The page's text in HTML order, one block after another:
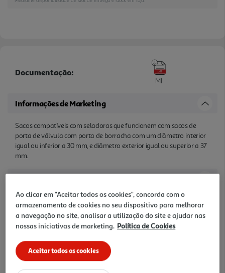
Documentação:
MI
Informações de Marketing
Sacos compatíveis com seladoras que funcionem com sacos de
porta de válvula com porta de borracha com um diâmetro interior
igual ou inferior a 30 mm, e diâmetro exterior igual ou superior a 37
mm.
SACOS PARA SELADORA QILIVE Q.5577 (20 UNIDADES)
Nome e Morada
SAS OIA, 200, rue de la Recherche, Le Colibri BP 169, 59650
Ao clicar em "Aceitar todos os cookies", concorda com o
armazenamento de cookies no seu dispositivo para melhorar
a navegação no site, analisar a utilização do site e ajudar nas
nossas iniciativas de marketing. Política de Cookies
Aceitar todos os cookies